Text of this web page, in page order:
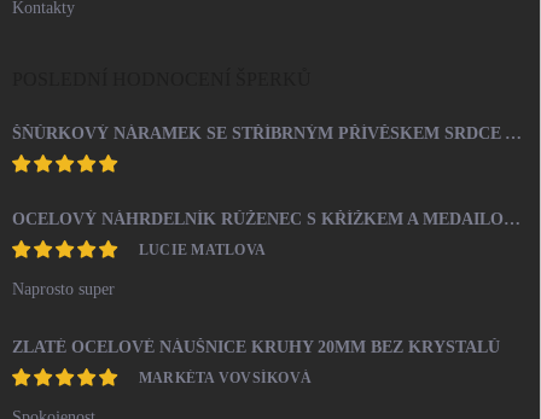
Kontakty
ŠŇŮRKOVÝ NÁRAMEK SE STŘÍBRNÝM PŘÍVĚSKEM SRDCE A KRYSTALY SWAROVSKI CRYSTAL (STŘÍBRO 925/1000)
OCELOVÝ NÁHRDELNÍK RŮŽENEC S KŘÍŽKEM A MEDAILONEM
LUCIE MATLOVA
Naprosto super
ZLATÉ OCELOVÉ NÁUŠNICE KRUHY 20MM BEZ KRYSTALŮ
MARKÉTA VOVSÍKOVÁ